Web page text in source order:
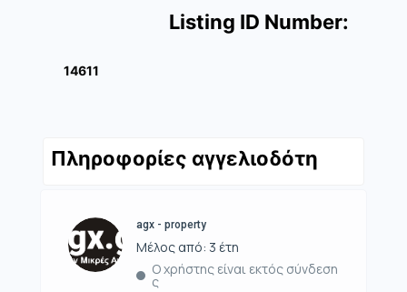
Listing ID Number:
14611
Πληροφορίες αγγελιοδότη
agx - property
Μέλος από: 3 έτη
Ο χρήστης είναι εκτός σύνδεση
ς